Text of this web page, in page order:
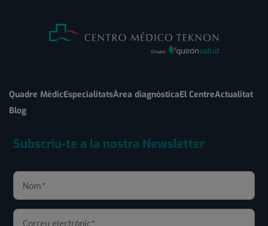
Quadre MèdicEspecialitatsÀrea diagnòsticaEl CentreActualitat
Blog
Subscriu-te a la nostra Newsletter